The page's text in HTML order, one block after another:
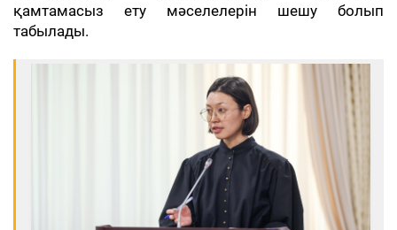
қамтамасыз ету мәселелерін шешу болып
табылады.